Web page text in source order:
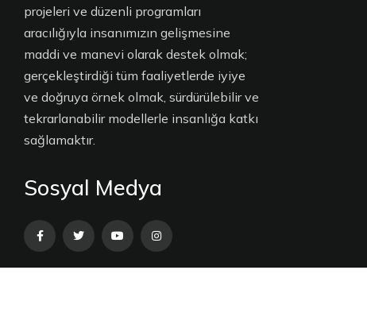
projeleri ve düzenli programları
aracılığıyla insanımızın gelişmesine
maddi ve manevi olarak destek olmak;
gerçekleştirdiği tüm faaliyetlerde iyiye
ve doğruya örnek olmak, sürdürülebilir ve
tekrarlanabilir modellerle insanlığa katkı
sağlamaktır.
Sosyal Medya